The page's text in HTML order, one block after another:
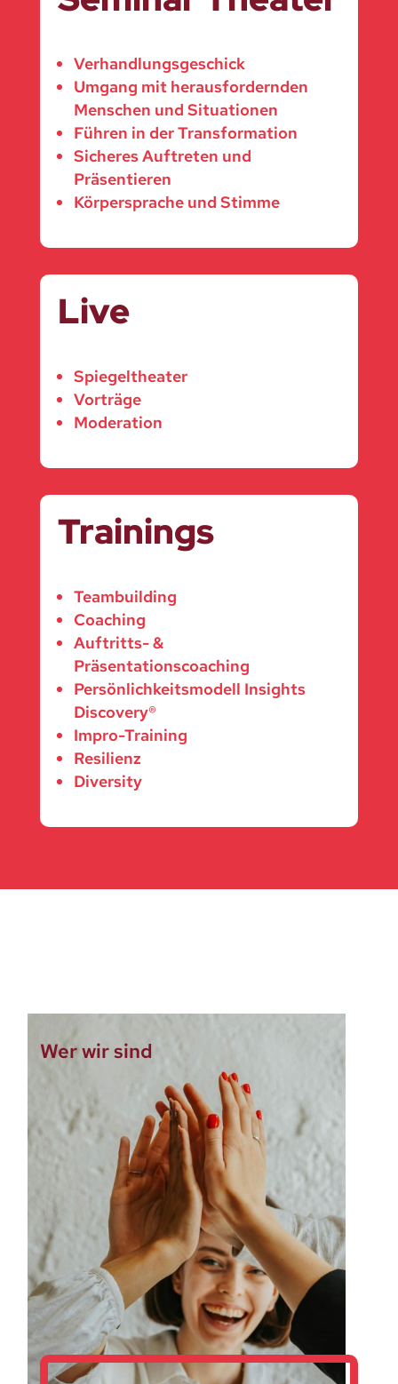
Verhandlungsgeschick
Umgang mit herausfordernden
Menschen und Situationen
Führen in der Transformation
Sicheres Auftreten und
Präsentieren
Körpersprache und Stimme
Live
Spiegeltheater
Vorträge
Moderation
Trainings
Teambuilding
Coaching
Auftritts- &
Präsentationscoaching
Persönlichkeitsmodell Insights
Discovery®
Impro-Training
Resilienz
Diversity
Wer wir sind